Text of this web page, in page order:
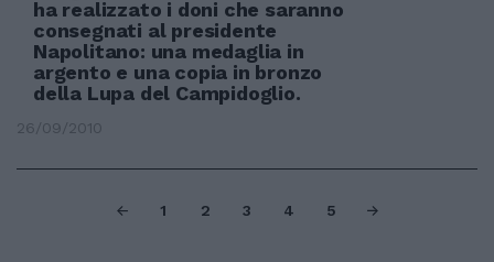
ha realizzato i doni che saranno
consegnati al presidente
Napolitano: una medaglia in
argento e una copia in bronzo
della Lupa del Campidoglio.
26/09/2010
1 2 3 4 5